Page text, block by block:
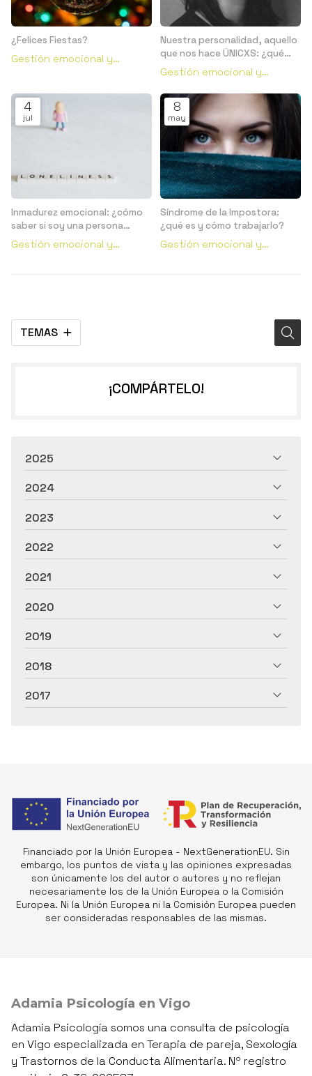
TEMAS
¿Felices Fiestas?
Gestión emocional y
Nuestra personalidad, aquello
que nos hace ÚNICXS: ¿qué
es?
Gestión emocional y
4
jul
Inmadurez emocional: ¿cómo
saber si soy una persona
emocionalmente inmadura?
Gestión emocional y
8
may
Síndrome de la Impostora:
¿qué es y cómo trabajarlo?
Gestión emocional y
¡COMPÁRTELO!
2025
2024
2023
2022
2021
2020
2019
2018
2017
Financiado por la Unión Europea - NextGenerationEU. Sin
embargo, los puntos de vista y las opiniones expresadas
son únicamente los del autor o autores y no reflejan
necesariamente los de la Unión Europea o la Comisión
Europea. Ni la Unión Europea ni la Comisión Europea pueden
ser consideradas responsables de las mismas.
Adamia Psicología en Vigo
Adamia Psicología somos una consulta de psicología
en Vigo especializada en Terapia de pareja, Sexología
y Trastornos de la Conducta Alimentaria. Nº registro